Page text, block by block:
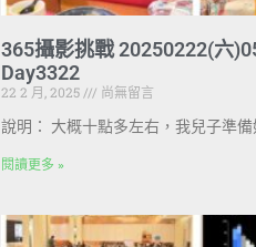
365攝影挑戰 20250222(六
Day3322
22 2 月, 2025
尚無留言
說明： 大概十點多左右，我兒子準
閱讀更多 »